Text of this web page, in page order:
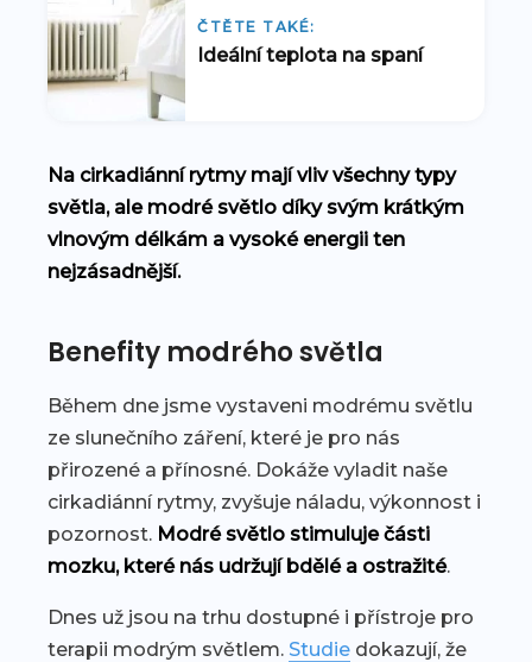
ČTĚTE TAKÉ:
Ideální teplota na spaní
Na cirkadiánní rytmy mají vliv všechny typy
světla, ale modré světlo díky svým krátkým
vlnovým délkám a vysoké energii ten
nejzásadnější.
Benefity modrého světla
Během dne jsme vystaveni modrému světlu
ze slunečního záření, které je pro nás
přirozené a přínosné. Dokáže vyladit naše
cirkadiánní rytmy, zvyšuje náladu, výkonnost i
pozornost. Modré světlo stimuluje části
mozku, které nás udržují bdělé a ostražité.
Dnes už jsou na trhu dostupné i přístroje pro
terapii modrým světlem. Studie dokazují, že